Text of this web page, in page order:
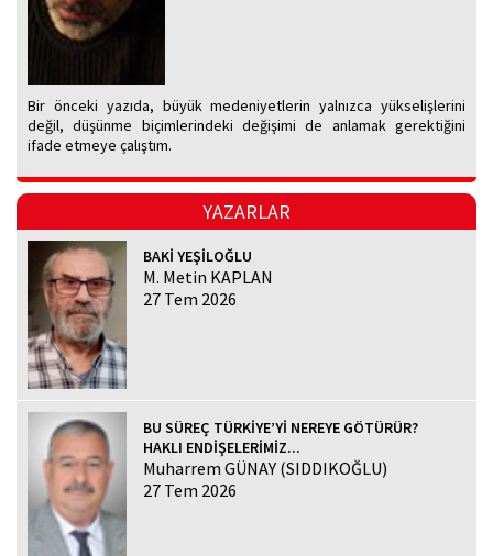
Bir önceki yazıda, büyük medeniyetlerin yalnızca yükselişlerini
değil, düşünme biçimlerindeki değişimi de anlamak gerektiğini
ifade etmeye çalıştım.
YAZARLAR
BAKİ YEŞİLOĞLU
M. Metin KAPLAN
27 Tem 2026
BU SÜREÇ TÜRKİYE’Yİ NEREYE GÖTÜRÜR?
HAKLI ENDİŞELERİMİZ...
Muharrem GÜNAY (SIDDIKOĞLU)
27 Tem 2026